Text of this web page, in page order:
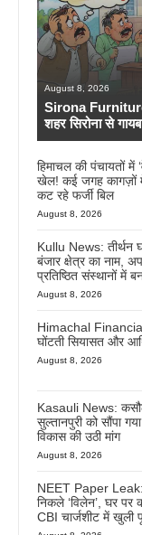
August 8, 2026
Sirona
शहर सिरोना से
हिमाचल की पंचायतों में
खेल! कई जगह कागज़ों
कट रहे फर्जी बिल
August 8, 2026
Kullu News: तीर्थन
बंजार क्षेत्र का नाम,
प्रतिष्ठित संस्थानों में
August 8, 2026
Himachal Financial
घोंटती सियासत और
August 8, 2026
Kasauli News:
सुल्तानपुरी को सौंपा
विकास की उठी मांग
August 8, 2026
NEET Paper
निकले ‘विलेन’, घर
CBI चार्जशीट में खुली